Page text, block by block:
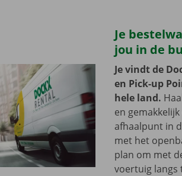
Je
jou in de
Je vindt de
en Pick-up
hele land.
en
afhaalpunt in
met het
plan om met
voertuig langs